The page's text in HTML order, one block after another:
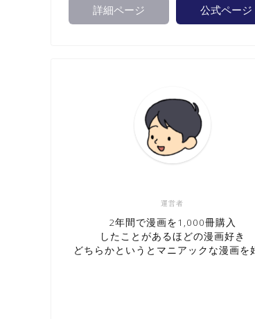
詳細ページ 公式ページ
運営者
2年間で漫画を1,000冊購入
したことがあるほどの漫画好き
どちらかというとマニアックな漫画を